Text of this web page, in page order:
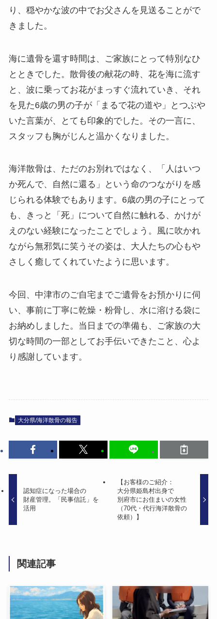
り、穏やかな波の中でお父さんを見送ることがで
きました。
海に遺骨を還す時間は、ご家族にとって特別なひ
とときでした。散骨後の献花の時、花を海に流す
と、波に乗ってお花がまっすぐ流れていき、それ
を見た6歳の男の子が「まるで花の道や」とつぶや
いた言葉が、とても印象的でした。その一言に、
スタッフも胸がじんと温かくなりました。
海洋散骨は、ただのお別れではなく、「人はいつ
か死んで、自然に還る」という命のつながりを感
じられる体験でもあります。6歳の男の子にとって
も、きっと「死」について自然に触れる、かけが
えのない経験になったことでしょう。風に吹かれ
ながら無邪気に笑うその姿は、大人たちの心もや
さしく癒してくれていたように思います。
今回、中津市のご自宅までご遺骨をお預かりに伺
い、事前に丁寧に乾燥・粉骨し、水に溶ける袋に
お納めしました。当日までの準備も、ご家族の大
切な時間の一部としてお手伝いできたこと、心よ
り感謝しています。
大分県/海洋散骨の報告
認知症に​なった​場合の​
財産管理。​「民事信託」を​
活用
【お客様の​ご紹介：
大分県姫島村出身で​
別府市に​お住まいの​女性​
（70代・代行海洋散骨の​
依頼）​】
関連記事